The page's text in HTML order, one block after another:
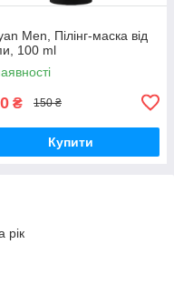
Men, Пілінг-маска від
100 ml
₴ 150 ₴
Купити
рік